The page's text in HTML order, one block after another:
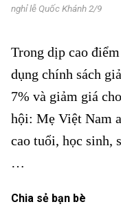
nghỉ lễ Quốc Khánh 2/9
Trong dịp cao điểm
dụng chính sách
7% và giảm giá
hội: Mẹ Việt Nam
cao tuổi, học sinh,
…
Chia sẻ bạn bè